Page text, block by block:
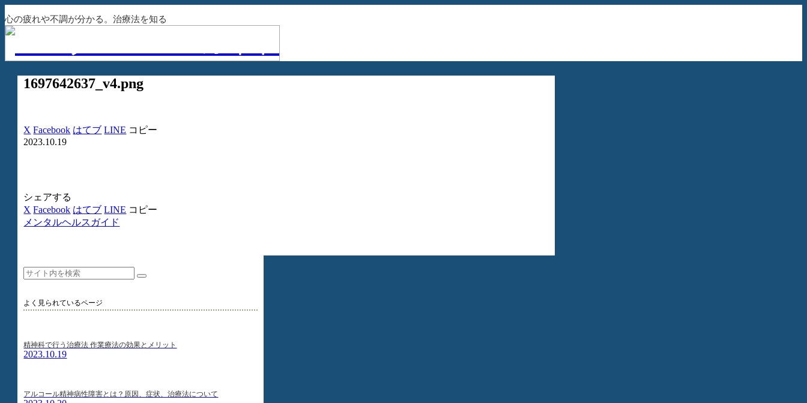
心の疲れや不調が分かる。治療法を知る
1697642637_v4.png
X Facebook はてブ LINE コピー
2023.10.19
シェアする
X Facebook はてブ LINE コピー
メンタルヘルスガイド
よく見られているページ
精神科で行う治療法 作業療法の効果とメリット
2023.10.19
アルコール精神病性障害とは？原因、症状、治療法について